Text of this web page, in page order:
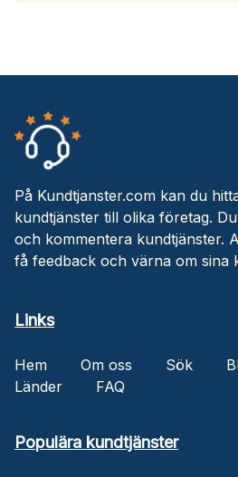
På Kundtjanster.com kan du
kundtjänster till olika företag.
och kommentera kundtjänster.
få feedback och värna om sina
Links
Hem Om oss Sök
Länder
FAQ
Populära kundtjänster